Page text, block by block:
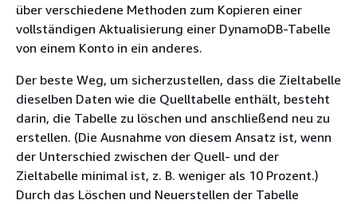
über verschiedene Methoden zum Kopieren einer
vollständigen Aktualisierung einer DynamoDB-Tabelle
von einem Konto in ein anderes.
Der beste Weg, um sicherzustellen, dass die Zieltabelle
dieselben Daten wie die Quelltabelle enthält, besteht
darin, die Tabelle zu löschen und anschließend neu zu
erstellen. (Die Ausnahme von diesem Ansatz ist, wenn
der Unterschied zwischen der Quell- und der
Zieltabelle minimal ist, z. B. weniger als 10 Prozent.)
Durch das Löschen und Neuerstellen der Tabelle